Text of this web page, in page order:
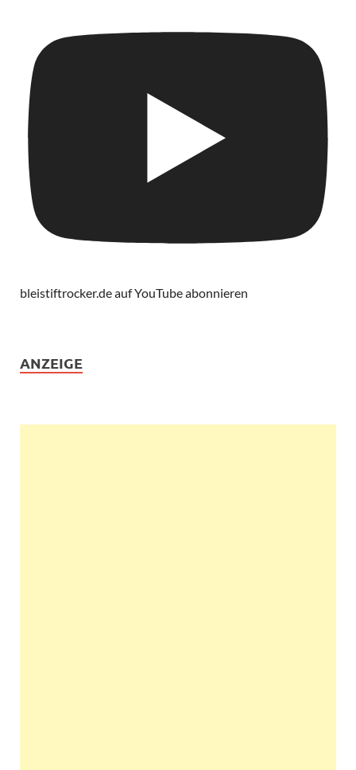
bleistiftrocker.de auf YouTube abonnieren
ANZEIGE